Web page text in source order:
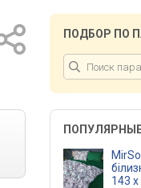
ПОДБОР ПО
білизни Бязь 17-
143